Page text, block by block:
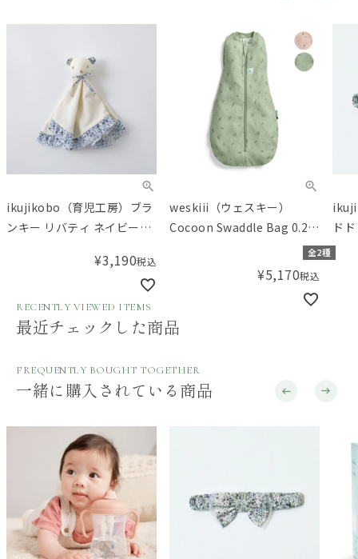
ikujikobo（育児工房）ブラ
ンキー リバティ ネイビー
¥3,190税込
weskiii（ウェスキー）
Cocoon Swaddle Bag 0.2
TOG 0-3M コクーンスワド
ルバッグ おくるみ
全2種
¥5,170税込
ド
RECENTLY VIEWED ITEMS
最近チェックした商品
FREQUENTLY BOUGHT TOGETHER
一緒に購入されている商品